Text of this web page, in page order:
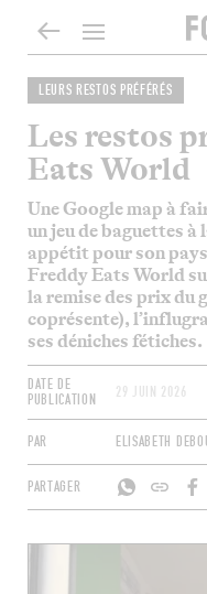
LEURS RESTOS PRÉFÉRÉS
Les restos
Eats World
Une Google map à
un jeu de baguettes à
appétit pour son
Freddy Eats World
la remise des prix du
coprésente),
ses déniches fétiches.
DATE DE
PUBLICATION
29 JUIN 2026
PAR ELISABETH
PARTAGER